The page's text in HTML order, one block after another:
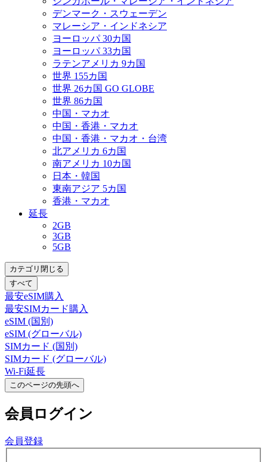
デンマーク・スウェーデン
マレーシア・インドネシア
ヨーロッパ 30カ国
ヨーロッパ 33カ国
ラテンアメリカ 9カ国
世界 155カ国
世界 26カ国 GO GLOBE
世界 86カ国
中国・マカオ
中国・香港・マカオ
中国・香港・マカオ・台湾
北アメリカ 6カ国
南アメリカ 10カ国
日本・韓国
東南アジア 5カ国
香港・マカオ
延長
2GB
3GB
5GB
カテゴリ閉じる
すべて
最安eSIM購入
最安SIMカード購入
eSIM (国別)
eSIM (グローバル)
SIMカード (国別)
SIMカード (グローバル)
Wi-Fi延長
このページの先頭へ
会員 ログイン
会員登録